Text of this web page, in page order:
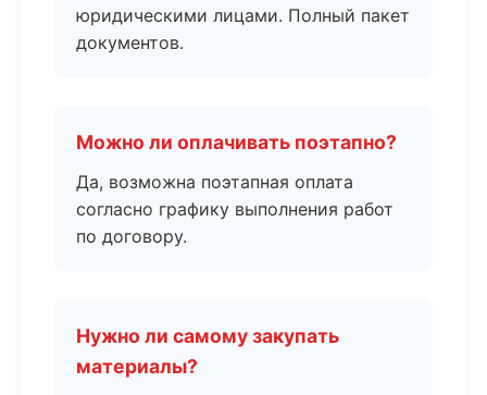
юридическими лицами. Полный пакет
документов.
Можно ли оплачивать поэтапно?
Да, возможна поэтапная оплата
согласно графику выполнения работ
по договору.
Нужно ли самому закупать
материалы?